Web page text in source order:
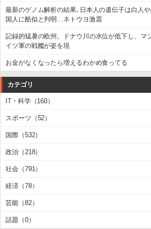
最新のゲノム解析の結果､日本人の遺伝子は白人
国人に酷似と判明…ネトウヨ激震
記録的猛暑の欧州。ドナウ川の水位が低下し、マ
イツ軍の戦艦が姿を現
お金がなくなったら増えるわかめ食ってる
カテゴリ
IT・科学（160）
スポーツ（52）
国際（532）
政治（218）
社会（791）
経済（78）
芸能（82）
話題（0）